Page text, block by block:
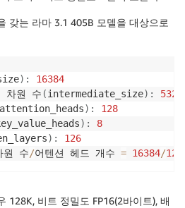
갖는 라마 3.1 405B 모델을 대상으로
) :
16384
차원 수 (intermediate_size) :
) :
128
) :
8
) :
126
원 수/어텐션 헤드 개수 = 16384/128
128K, 비트 정밀도 FP16(2바이트), 배